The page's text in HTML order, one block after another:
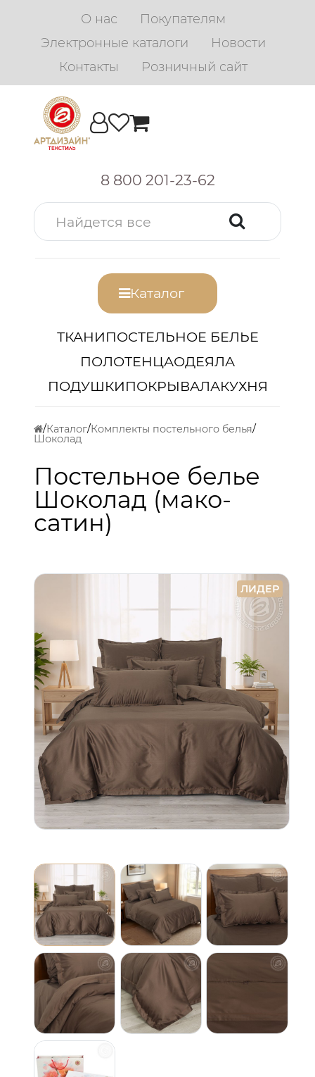
О нас
Покупателям
Электронные каталоги
Новости
Контакты
Розничный сайт
8 800 201-23-62
Каталог
ТКАНИПОСТЕЛЬНОЕ БЕЛЬЕ
ПОЛОТЕНЦАОДЕЯЛА
ПОДУШКИПОКРЫВАЛАКУХНЯ
Каталог Комплекты постельного белья
Шоколад
Постельное белье
Шоколад (мако-
сатин)
ЛИДЕР